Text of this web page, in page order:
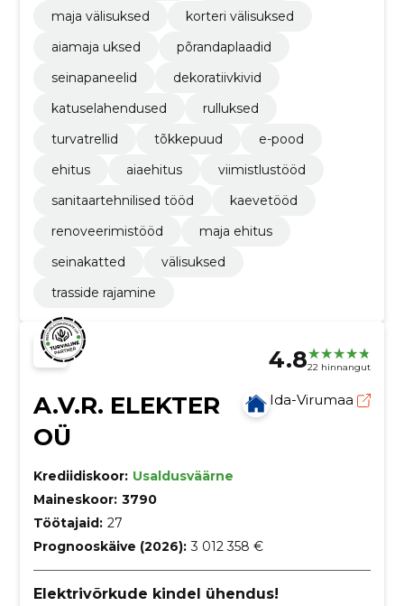
maja välisuksed
korteri välisuksed
aiamaja uksed
põrandaplaadid
seinapaneelid
dekoratiivkivid
katuselahendused
rulluksed
turvatrellid
tõkkepuud
e-pood
ehitus
aiaehitus
viimistlustööd
sanitaartehnilised tööd
kaevetööd
renoveerimistööd
maja ehitus
seinakatted
välisuksed
trasside rajamine
4.822 hinnangut
A.V.R. ELEKTER
OÜ
Ida-Virumaa
Krediidiskoor: Usaldusväärne
Maineskoor: 3790
Töötajaid: 27
Prognooskäive (2026): 3 012 358 €
Elektrivõrkude kindel ühendus!